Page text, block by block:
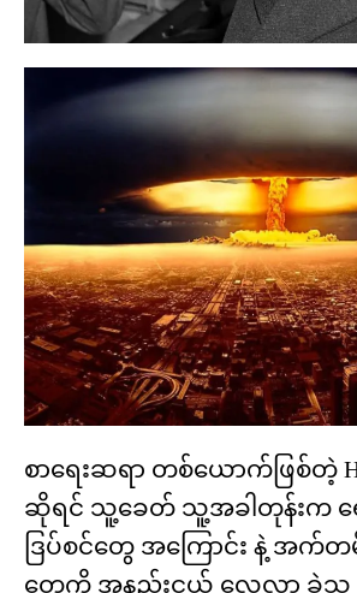
စာရေးဆရာ တစ်ယောက်ဖြစ်တဲ့ H.
ဆိုရင် သူ့ခေတ် သူ့အခါတုန်းက ရ
ဒြပ်စင်တွေ အကြောင်း နဲ့ အက်တ
တွေကို အနည်းငယ် လေ့လာ ခဲ့